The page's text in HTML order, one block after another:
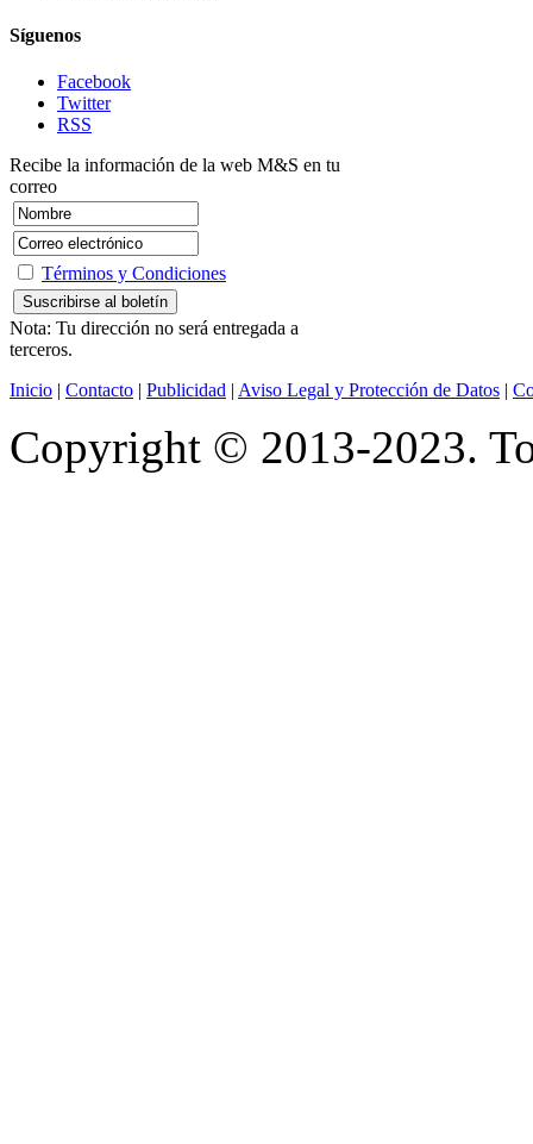
Síguenos
Facebook
Twitter
RSS
Recibe la información de la web M&S en tu
correo
Términos y Condiciones
Nota: Tu dirección no será entregada a
terceros.
Inicio | Contacto | Publicidad | Aviso Legal y Protección de Datos |
Copyright © 2013-2023.